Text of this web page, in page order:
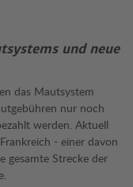
und neue
das Mautsystem
nur noch
werden. Aktuell
- einer davon
gesamte Strecke der